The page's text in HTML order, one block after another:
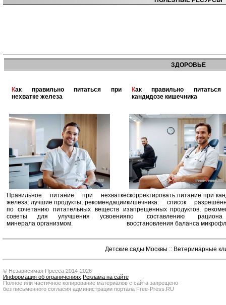
ЗДОРОВЬЕ
Как правильно питаться при
нехватке железа
Правильное питание при нехватке
железа: лучшие продукты, рекомендации
по сочетанию питательных веществ и
советы для улучшения усвоения
минерала организмом.
Как правильно питаться при
кандидозе кишечника
скорректировать питание при
кишечника: список
запрещённых продуктов,
по составлению
восстановления баланса
Детские сады Москвы :: Ветеринарные
© Независимая Пресса 2014-2026
Информация об ограничениях Реклама на сайте
Полное или частичное копирование материалов с сайта запрещено
без письменного согласия администрации портала Free-Press.RU